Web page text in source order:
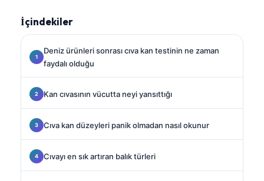
İçindekiler
Deniz ürünleri sonrası cıva kan testinin ne zaman
faydalı olduğu
Kan cıvasının vücutta neyi yansıttığı
Cıva kan düzeyleri panik olmadan nasıl okunur
Cıvayı en sık artıran balık türleri